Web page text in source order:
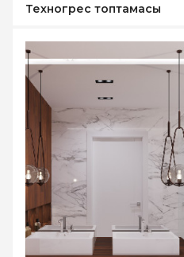
Техногрес топтамасы